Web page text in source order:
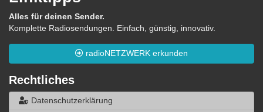
Alles für deinen Sender.
Komplette Radiosendungen. Einfach, günstig, innovativ.
radioNETZWERK erkunden
Rechtliches
Datenschutzerklärung